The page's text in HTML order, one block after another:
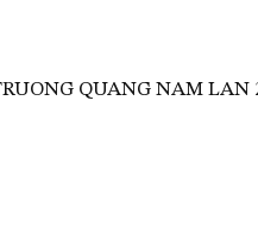
QUANG NAM LAN